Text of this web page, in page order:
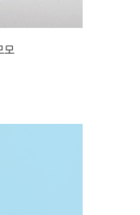
모